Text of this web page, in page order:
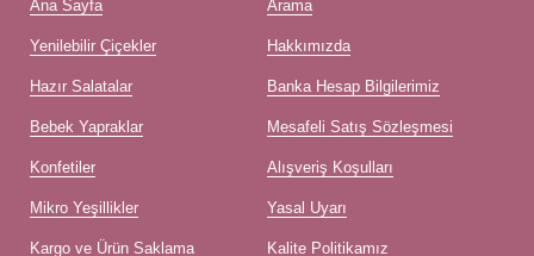
Ana Sayfa
Yenilebilir Çiçekler
Hazır Salatalar
Bebek Yapraklar
Konfetiler
Mikro Yeşillikler
Kargo ve Ürün Saklama
Arama
Hakkımızda
Banka Hesap Bilgilerimiz
Mesafeli Satış Sözleşmesi
Alışveriş Koşulları
Yasal Uyarı
Kalite Politikamız